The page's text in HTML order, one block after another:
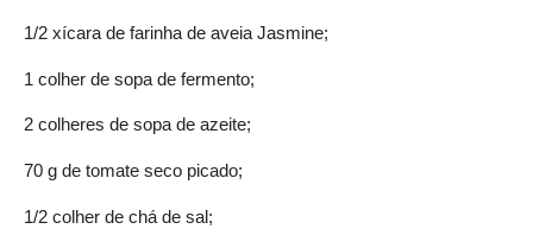
1/2 xícara de farinha de aveia Jasmine;
1 colher de sopa de fermento;
2 colheres de sopa de azeite;
70 g de tomate seco picado;
1/2 colher de chá de sal;